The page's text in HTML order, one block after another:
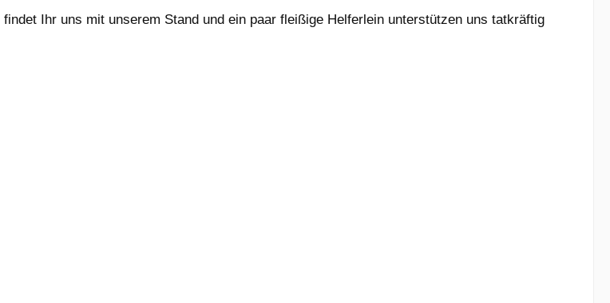
Ihr uns mit unserem Stand und ein paar fleißige Helferlein unterstützen uns tatkräftig